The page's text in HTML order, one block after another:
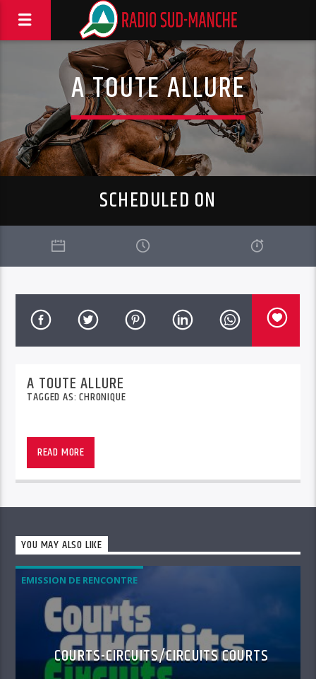
A TOUTE ALLURE
SCHEDULED ON
A TOUTE ALLURE
TAGGED AS:CHRONIQUE
READ MORE
YOU MAY ALSO LIKE
EMISSION DE RENCONTRE
COURTS-CIRCUITS/CIRCUITS COURTS